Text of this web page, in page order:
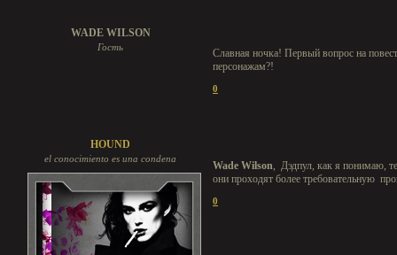
WADE WILSON
Гость
Славная ночка! Первый вопрос на
персонажам?!
0
HOUND
el conocimiento es una condena
Wade Wilson , Дэдпул, как я понимаю,
они проходят более требовательную
0